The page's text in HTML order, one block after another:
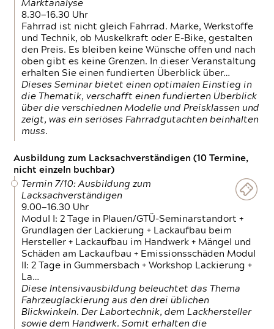
Marktanalyse
8.30—16.30 Uhr
Fahrrad ist nicht gleich Fahrrad. Marke, Werkstoffe
und Technik, ob Muskelkraft oder E-Bike, gestalten
den Preis. Es bleiben keine Wünsche offen und nach
oben gibt es keine Grenzen. In dieser Veranstaltung
erhalten Sie einen fundierten Überblick über…
Dieses Seminar bietet einen optimalen Einstieg in
die Thematik, verschafft einen fundierten Überblick
über die verschiednen Modelle und Preisklassen und
zeigt, was ein seriöses Fahrradgutachten beinhalten
muss.
Ausbildung zum Lacksachverständigen (10 Termine,
nicht einzeln buchbar)
Termin 7/10: Ausbildung zum
Lacksachverständigen
9.00—16.30 Uhr
Modul I: 2 Tage in Plauen/GTÜ-Seminarstandort +
Grundlagen der Lackierung + Lackaufbau beim
Hersteller + Lackaufbau im Handwerk + Mängel und
Schäden am Lackaufbau + Emissionsschäden Modul
II: 2 Tage in Gummersbach + Workshop Lackierung +
La…
Diese Intensivausbildung beleuchtet das Thema
Fahrzeuglackierung aus den drei üblichen
Blickwinkeln. Der Labortechnik, dem Lackhersteller
sowie dem Handwerk. Somit erhalten die